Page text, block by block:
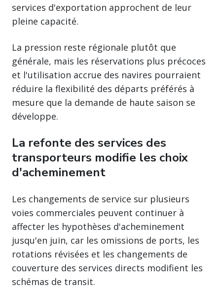
services d'exportation approchent de leur
pleine capacité.
La pression reste régionale plutôt que
générale, mais les réservations plus précoces
et l'utilisation accrue des navires pourraient
réduire la flexibilité des départs préférés à
mesure que la demande de haute saison se
développe.
La refonte des services des
transporteurs modifie les choix
d'acheminement
Les changements de service sur plusieurs
voies commerciales peuvent continuer à
affecter les hypothèses d'acheminement
jusqu'en juin, car les omissions de ports, les
rotations révisées et les changements de
couverture des services directs modifient les
schémas de transit.